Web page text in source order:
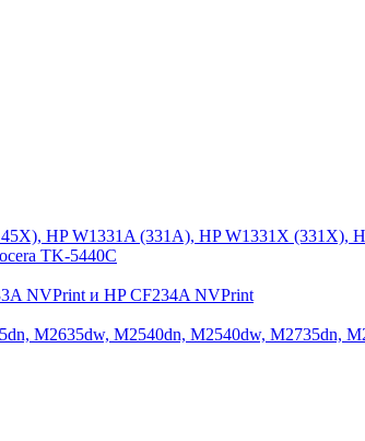
HP W1331A (331A), HP W1331X
TK-5440C
NVPrint и HP CF234A NVPrint
M2635dw, M2540dn, M2540dw, M2735dn,